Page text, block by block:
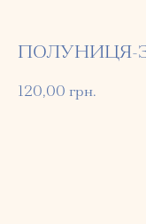
ПОЛУНИЦЯ-
120,00 грн.